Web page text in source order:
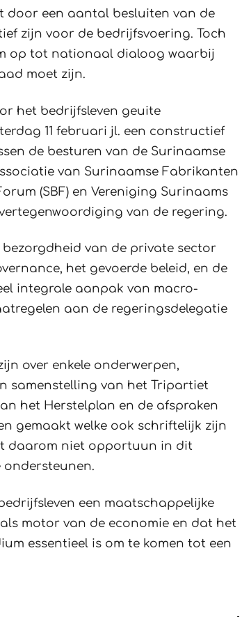
door een aantal besluiten van de
zijn voor de bedrijfsvoering. Toch
op tot nationaal dialoog waarbij
moet zijn.
het bedrijfsleven geuite
11 februari jl. een constructief
de besturen van de Surinaamse
van Surinaamse Fabrikanten
(SBF) en Vereniging Surinaams
vertegenwoordiging van de regering.
bezorgdheid van de private sector
het gevoerde beleid, en de
integrale aanpak van macro-
aan de regeringsdelegatie
over enkele onderwerpen,
samenstelling van het Tripartiet
het Herstelplan en de afspraken
gemaakt welke ook schriftelijk zijn
daarom niet opportuun in dit
een maatschappelijke
motor van de economie en dat het
essentieel is om te komen tot een